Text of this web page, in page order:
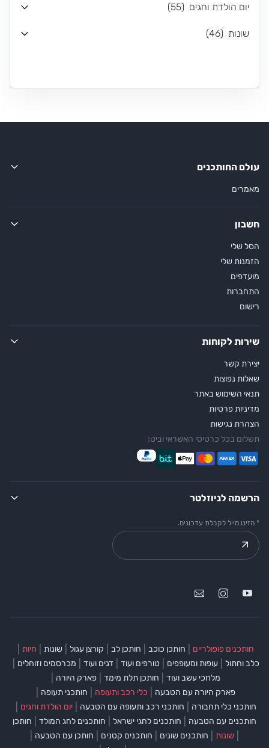
יום הולדת וחגים (
55
)
שונות (
46
)
עולם החותכנים
מאמרים
חשבון
הסל שלי
הזמנות שלי
מועדפים
התחברות
רישום
שירות לקוחות
יצירת קשר
שאלות נפוצות
תנאי השימוש באתר
מדיניות פרטיות
הצהרת נגישות
תשלום בכל כרטיסי האשראי וביט:
הרשמה לניוזלטר
* הזינו מייל לקבלת עדכונים.
חותכנים פופולריים חותכן כוכב חותכן לב קורצן עגול שונות חיות
כלב וחתול עופות ומעופפים טורפים ועוד דגים ועוד מכרסמים וזוחלים
מלחכי עשב ועוד חותכן תלת מימד פארק היורה
פארק היורה עם הטבעה כלי רכב ותעופה חותכני תעופה
חותכני כלי תחבורה חותכני רכב ותעופה עם הטבעה יום הולדת וחגים
חותכנים עם הטבעה חותכנים לחגי ישראל חותכנים לחג המולד חותכן
שונות חותכנים שונים חותכנים קטנים חותכן עם הטבעה